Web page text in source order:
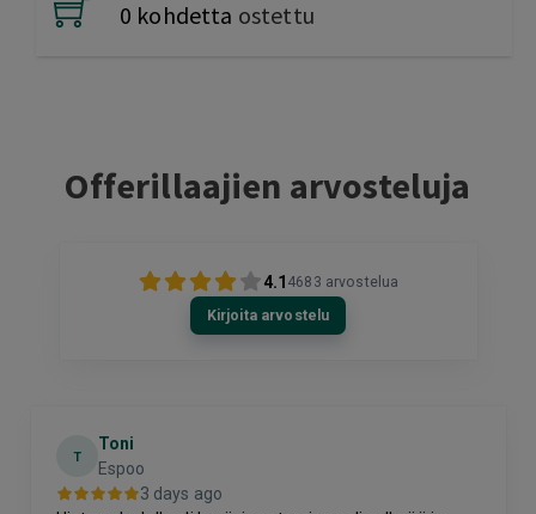
0 kohdetta ostettu
Offerillaajien arvosteluja
4.1 4683 arvostelua
Kirjoita arvostelu
T
Toni
Espoo
3 days ago